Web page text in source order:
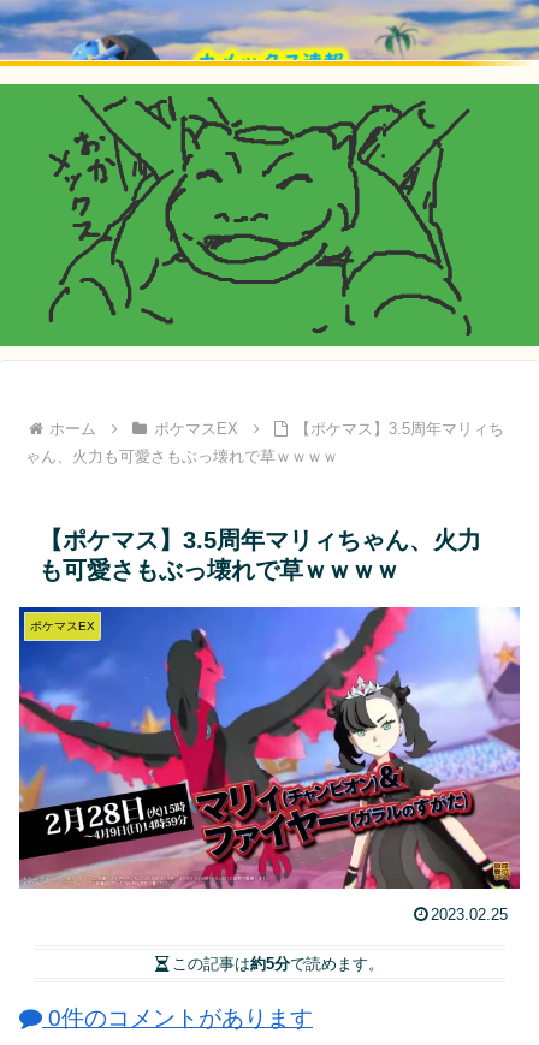
ホーム ポケマスEX
【ポケマス】3.5周年マリィち
ゃん、火力も可愛さもぶっ壊れで草ｗｗｗｗ
【ポケマス】3.5周年マリィちゃん、火力
も可愛さもぶっ壊れで草ｗｗｗｗ
ポケマスEX
2023.02.25
この記事は約5分で読めます。
0件のコメントがあります